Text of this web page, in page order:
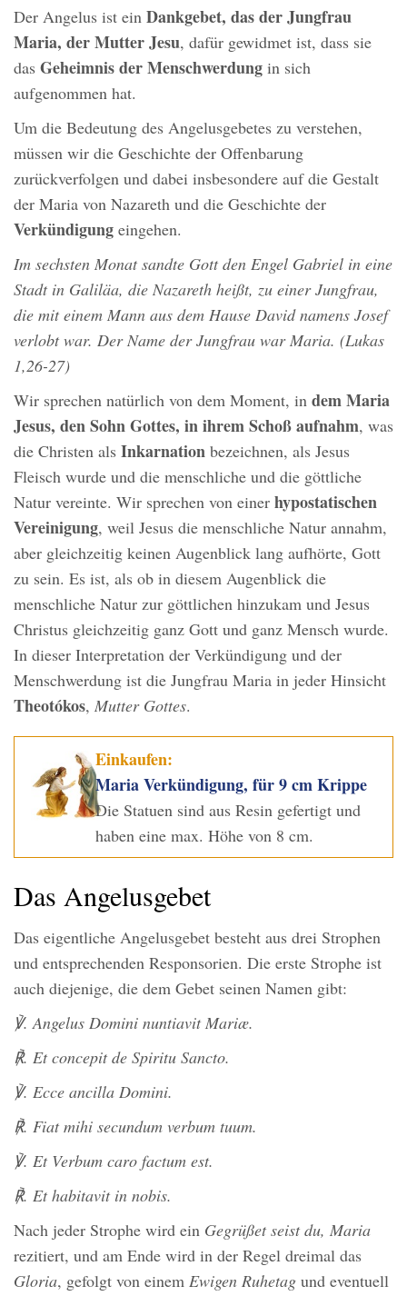
Der Angelus ist ein Dankgebet, das der Jungfrau
Maria, der Mutter Jesu, dafür gewidmet ist, dass sie
das Geheimnis der Menschwerdung in sich
aufgenommen hat.
Um die Bedeutung des Angelusgebetes zu verstehen,
müssen wir die Geschichte der Offenbarung
zurückverfolgen und dabei insbesondere auf die Gestalt
der Maria von Nazareth und die Geschichte der
Verkündigung eingehen.
Im sechsten Monat sandte Gott den Engel Gabriel in eine
Stadt in Galiläa, die Nazareth heißt, zu einer Jungfrau,
die mit einem Mann aus dem Hause David namens Josef
verlobt war. Der Name der Jungfrau war Maria. (Lukas
1,26-27)
Wir sprechen natürlich von dem Moment, in dem Maria
Jesus, den Sohn Gottes, in ihrem Schoß aufnahm, was
die Christen als Inkarnation bezeichnen, als Jesus
Fleisch wurde und die menschliche und die göttliche
Natur vereinte. Wir sprechen von einer hypostatischen
Vereinigung, weil Jesus die menschliche Natur annahm,
aber gleichzeitig keinen Augenblick lang aufhörte, Gott
zu sein. Es ist, als ob in diesem Augenblick die
menschliche Natur zur göttlichen hinzukam und Jesus
Christus gleichzeitig ganz Gott und ganz Mensch wurde.
In dieser Interpretation der Verkündigung und der
Menschwerdung ist die Jungfrau Maria in jeder Hinsicht
Theotókos, Mutter Gottes.
Einkaufen:
Maria Verkündigung, für 9 cm Krippe
Die Statuen sind aus Resin gefertigt und
haben eine max. Höhe von 8 cm.
Das Angelusgebet
Das eigentliche Angelusgebet besteht aus drei Strophen
und entsprechenden Responsorien. Die erste Strophe ist
auch diejenige, die dem Gebet seinen Namen gibt:
℣. Angelus Domini nuntiavit Mariæ.
℟. Et concepit de Spiritu Sancto.
℣. Ecce ancilla Domini.
℟. Fiat mihi secundum verbum tuum.
℣. Et Verbum caro factum est.
℟. Et habitavit in nobis.
Nach jeder Strophe wird ein Gegrüßet seist du, Maria
rezitiert, und am Ende wird in der Regel dreimal das
Gloria, gefolgt von einem Ewigen Ruhetag und eventuell